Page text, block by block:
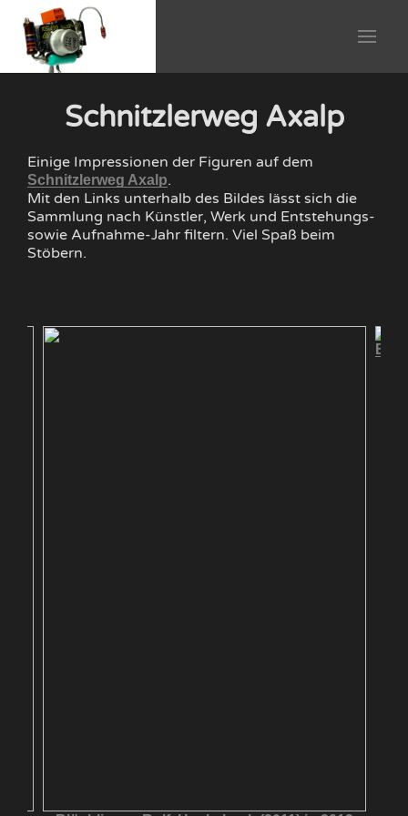
Schnitzlerweg Axalp
Einige Impressionen der Figuren auf dem
Schnitzlerweg Axalp.
Mit den Links unterhalb des Bildes lässt sich die
Sammlung nach Künstler, Werk und Entstehungs-
sowie Aufnahme-Jahr filtern. Viel Spaß beim
Stöbern.